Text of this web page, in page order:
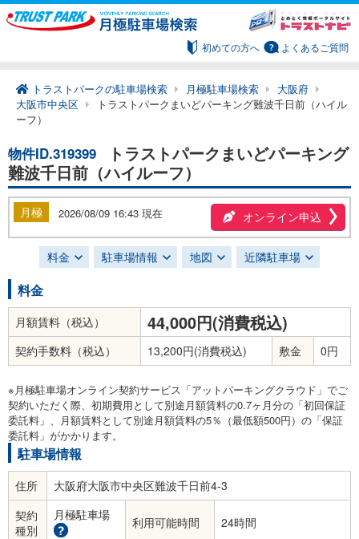
初めての方へ よくあるご質問
トラストパークの駐車場検索 月極駐車場検索
大阪府
大阪市中央区
トラストパークまいどパーキング難波千日前（ハイル
ーフ）
物件ID.319399
トラストパークまいどパーキング
難波千日前（ハイルーフ）
月極 2026/08/09 16:43 現在 オンライン申込
料金 駐車場情報 地図 近隣駐車場
料金
月額賃料（税込） 44,000円(消費税込)
契約手数料（税込） 13,200円(消費税込) 敷金 0円
※月極駐車場オンライン契約サービス「アットパーキングクラウド」でご
契約いただく際、初期費用として別途月額賃料の0.7ヶ月分の「初回保証
委託料」、月額賃料として別途月額賃料の5％（最低額500円）の「保証
委託料」がかかります。
駐車場情報
住所
大阪府大阪市中央区難波千日前4-3
契約
種別
月極駐車場 利用可能時間 24時間